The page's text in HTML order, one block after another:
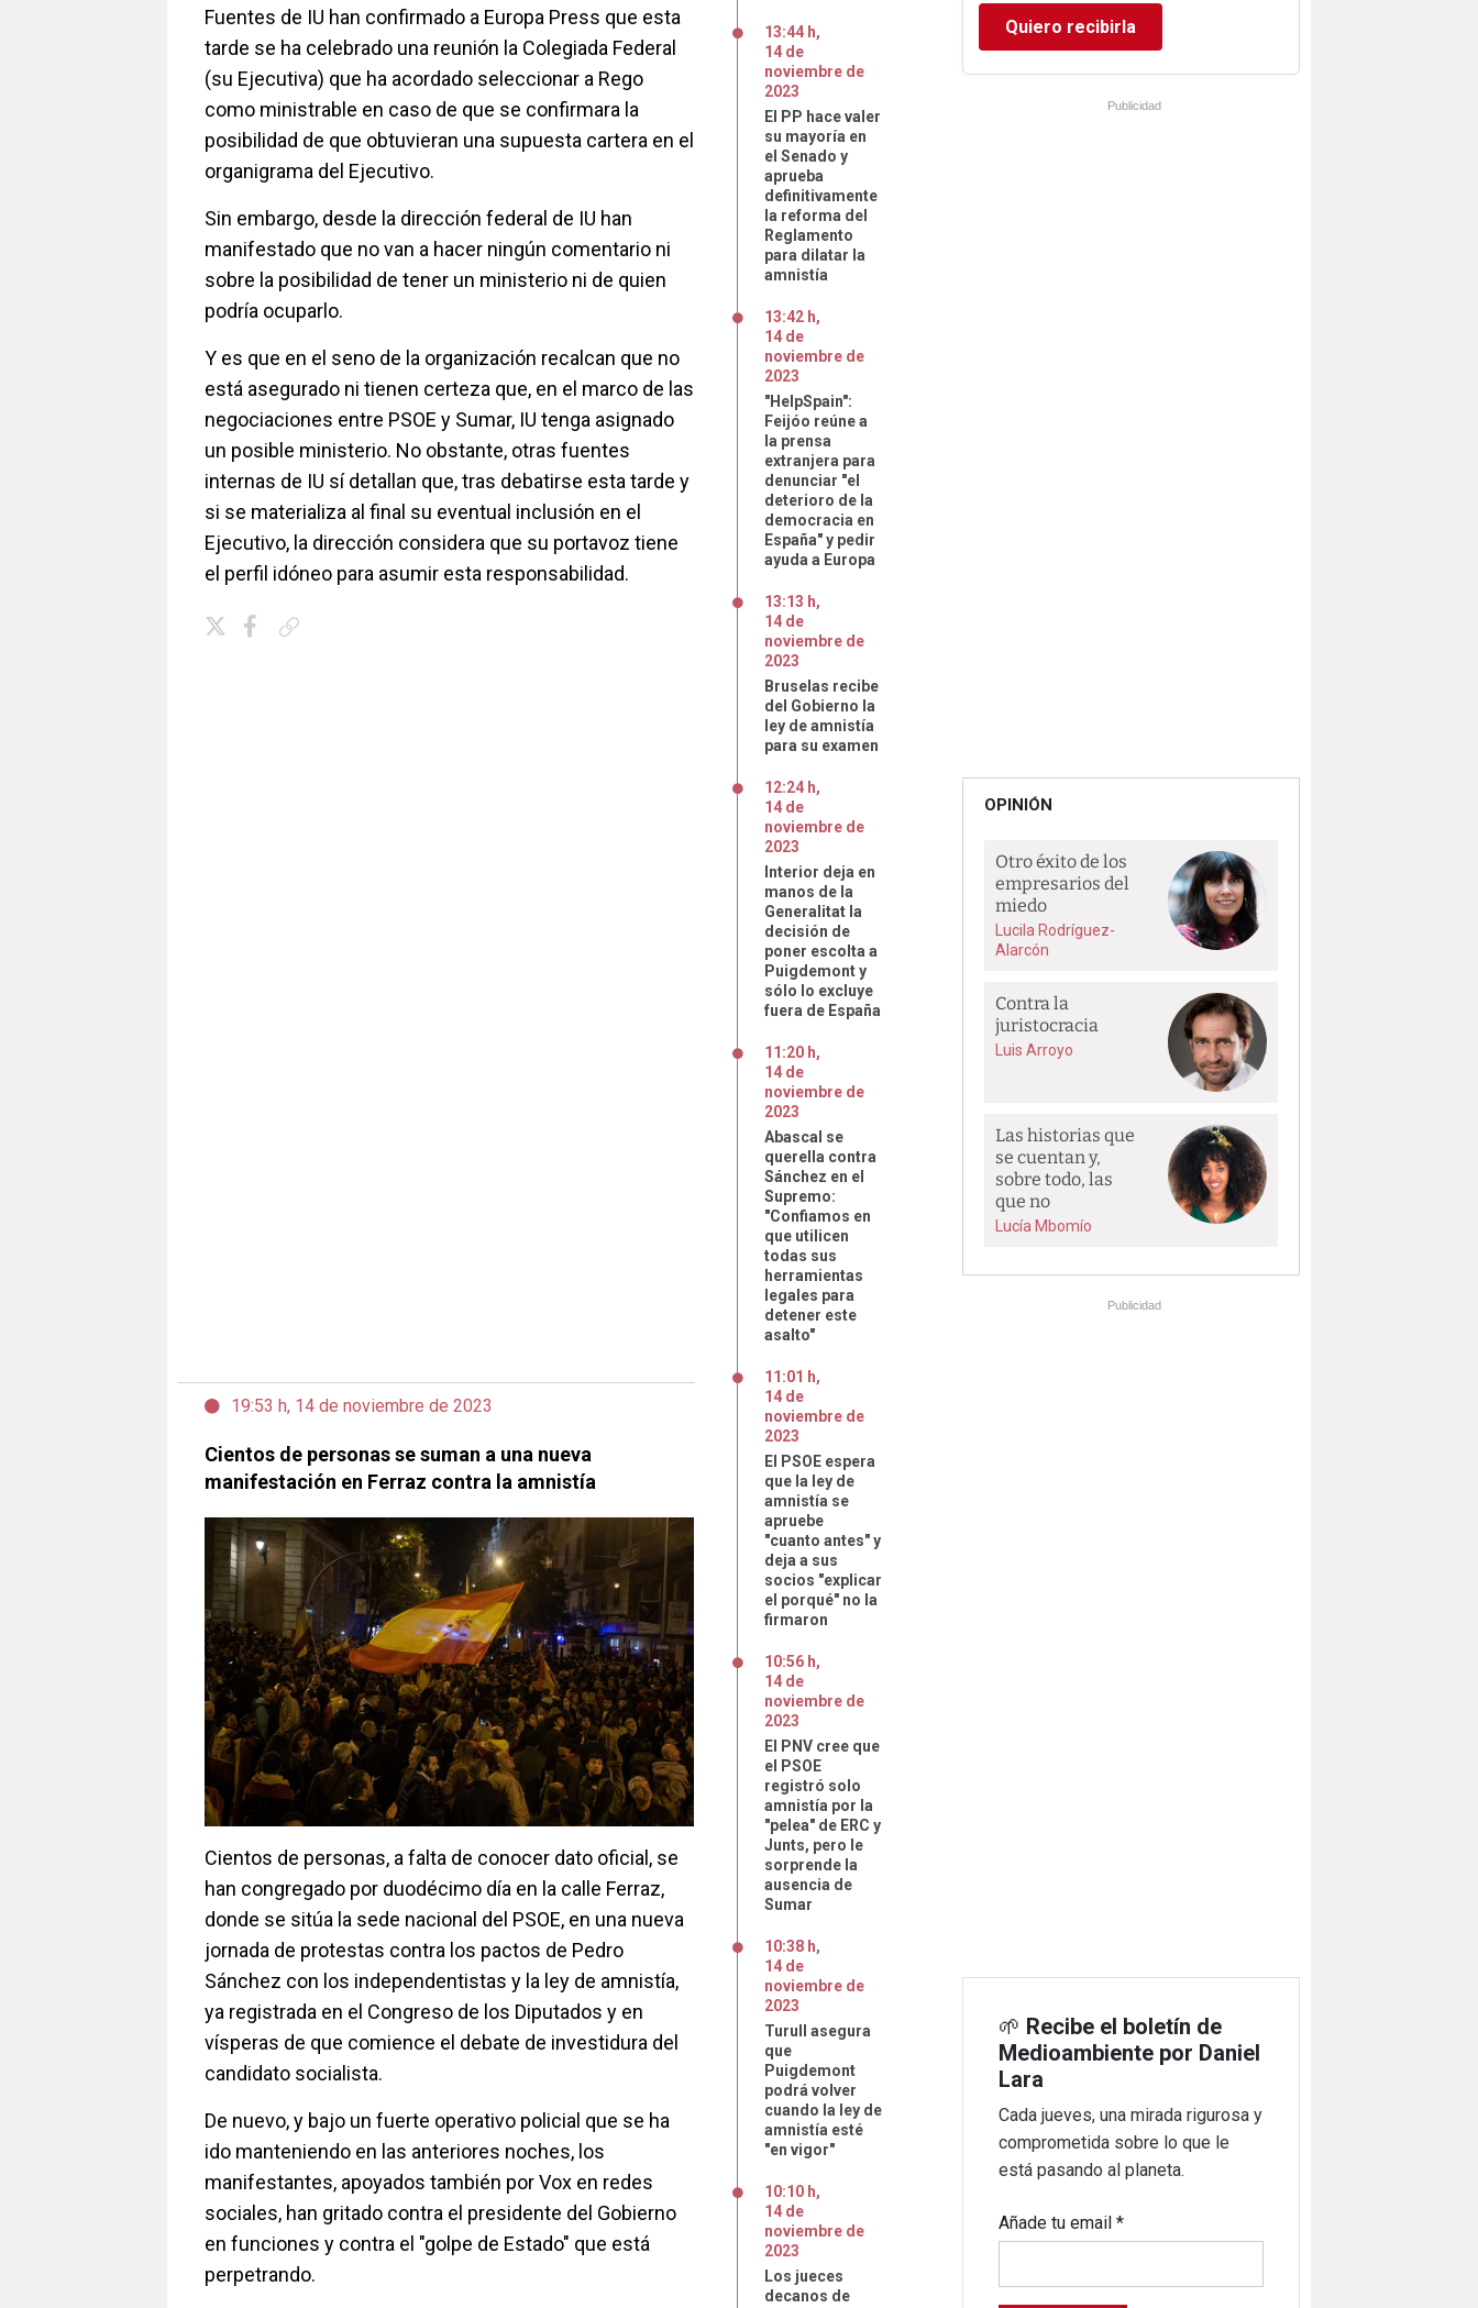
Fuentes de IU han confirmado a Europa Press que esta
tarde se ha celebrado una reunión la Colegiada Federal
(su Ejecutiva) que ha acordado seleccionar a Rego
como ministrable en caso de que se confirmara la
posibilidad de que obtuvieran una supuesta cartera en el
organigrama del Ejecutivo.
Sin embargo, desde la dirección federal de IU han
manifestado que no van a hacer ningún comentario ni
sobre la posibilidad de tener un ministerio ni de quien
podría ocuparlo.
Y es que en el seno de la organización recalcan que no
está asegurado ni tienen certeza que, en el marco de las
negociaciones entre PSOE y Sumar, IU tenga asignado
un posible ministerio. No obstante, otras fuentes
internas de IU sí detallan que, tras debatirse esta tarde y
si se materializa al final su eventual inclusión en el
Ejecutivo, la dirección considera que su portavoz tiene
el perfil idóneo para asumir esta responsabilidad.
19:53 h, 14 de noviembre de 2023
Cientos de personas se suman a una nueva
manifestación en Ferraz contra la amnistía
Cientos de personas, a falta de conocer dato oficial, se
han congregado por duodécimo día en la calle Ferraz,
donde se sitúa la sede nacional del PSOE, en una nueva
jornada de protestas contra los pactos de Pedro
Sánchez con los independentistas y la ley de amnistía,
ya registrada en el Congreso de los Diputados y en
vísperas de que comience el debate de investidura del
candidato socialista.
De nuevo, y bajo un fuerte operativo policial que se ha
ido manteniendo en las anteriores noches, los
manifestantes, apoyados también por Vox en redes
sociales, han gritado contra el presidente del Gobierno
en funciones y contra el "golpe de Estado" que está
perpetrando.
13:44 h,
14 de
noviembre de
2023
El PP hace valer
su mayoría en
el Senado y
aprueba
definitivamente
la reforma del
Reglamento
para dilatar la
amnistía
13:42 h,
14 de
noviembre de
2023
"HelpSpain":
Feijóo reúne a
la prensa
extranjera para
denunciar "el
deterioro de la
democracia en
España" y pedir
ayuda a Europa
13:13 h,
14 de
noviembre de
2023
Bruselas recibe
del Gobierno la
ley de amnistía
para su examen
12:24 h,
14 de
noviembre de
2023
Interior deja en
manos de la
Generalitat la
decisión de
poner escolta a
Puigdemont y
sólo lo excluye
fuera de España
11:20 h,
14 de
noviembre de
2023
Abascal se
querella contra
Sánchez en el
Supremo:
"Confiamos en
que utilicen
todas sus
herramientas
legales para
detener este
asalto"
11:01 h,
14 de
noviembre de
2023
El PSOE espera
que la ley de
amnistía se
apruebe
"cuanto antes" y
deja a sus
socios "explicar
el porqué" no la
firmaron
10:56 h,
14 de
noviembre de
2023
El PNV cree que
el PSOE
registró solo
amnistía por la
"pelea" de ERC y
Junts, pero le
sorprende la
ausencia de
Sumar
10:38 h,
14 de
noviembre de
2023
Turull asegura
que
Puigdemont
podrá volver
cuando la ley de
amnistía esté
"en vigor"
10:10 h,
14 de
noviembre de
2023
Los jueces
decanos de
Quiero recibirla
Publicidad
OPINIÓN
Otro éxito de los
empresarios del
miedo
Lucila Rodríguez-
Alarcón
Contra la
juristocracia
Luis Arroyo
Las historias que
se cuentan y,
sobre todo, las
que no
Lucía Mbomío
Publicidad
🌱 Recibe el boletín de
Medioambiente por Daniel
Lara
Cada jueves, una mirada rigurosa y
comprometida sobre lo que le
está pasando al planeta.
Añade tu email*